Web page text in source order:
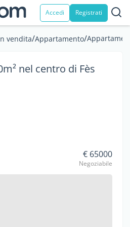
Accedi Registrati
vendita/Appartamento/
nel centro di Fès
€ 65000
Negoziabile